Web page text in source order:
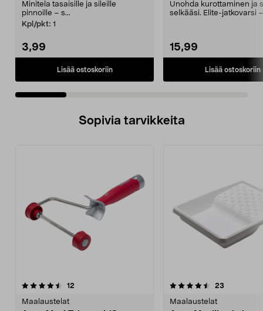
Minitela tasaisille ja sileille
pinnoille – s...
Kpl/pkt: 1
3,99
Lisää ostoskoriin
Unohda kurottaminen ja
selkääsi. Elite-jatkovarsi
15,99
Lisää ostoskoriin
Sopivia tarvikkeita
12
Maalaustelat
4.5viidestä
23
Maalaustelat